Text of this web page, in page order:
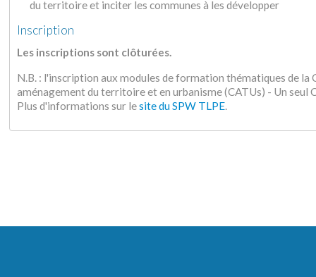
du territoire et inciter les communes à les développer
Inscription
Les inscriptions sont clôturées.
N.B. : l'inscription aux modules de formation thématiques de la
aménagement du territoire et en urbanisme (CATUs) - Un seul
Plus d'informations sur lesite du SPW TLPE